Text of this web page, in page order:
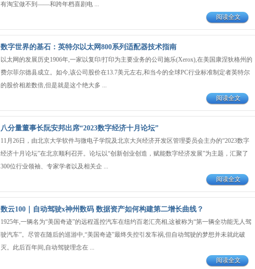
有淘宝做不到——和跨年档喜剧电 ...
阅读全文
数字世界的基石：英特尔以太网800系列适配器技术指南
以太网的发展历史1906年,一家以复印/打印为主要业务的公司施乐(Xerox),在美国康涅狄格州的
费尔菲尔德县成立。如今,该公司股价在13.7美元左右,和当今的全球PC行业标准制定者英特尔
的股价相差数倍,但是就是这个绝大多 ...
阅读全文
八分量董事长阮安邦出席“2023数字经济十月论坛”
11月26日，由北京大学软件与微电子学院及北京大兴经济开发区管理委员会主办的“2023数字
经济十月论坛”在北京顺利召开。论坛以“创新创业创造，赋能数字经济发展”为主题，汇聚了
300位行业领袖、专家学者以及相关企 ...
阅读全文
数云100｜自动驾驶x神州数码 数据资产如何构建第二增长曲线？
1925年,一辆名为“美国奇迹”的远程遥控汽车在纽约百老汇亮相,这被称为“第一辆全功能无人驾
驶汽车”。尽管在随后的巡游中,“美国奇迹”最终失控引发车祸,但自动驾驶的梦想并未就此破
灭。此后百年间,自动驾驶理念在 ...
阅读全文